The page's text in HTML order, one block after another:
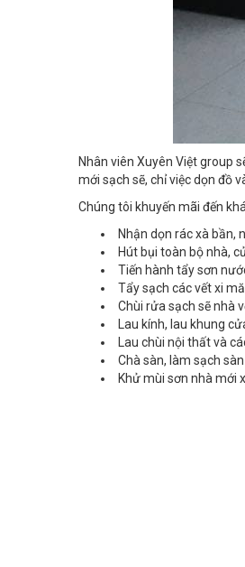
Nhân viên Xuyên Việt group
mới sạch sẽ, chỉ việc dọn đồ
Chúng tôi khuyến mãi đến
Nhận dọn rác xà bần,
Hút bụi toàn bộ nhà,
Tiến hành tẩy sơn
Tẩy sạch các vết xi
Chùi rửa sạch sẽ nhà
Lau kính, lau khung
Lau chùi nội thất và
Chà sàn, làm sạch
Khử mùi sơn nhà mới